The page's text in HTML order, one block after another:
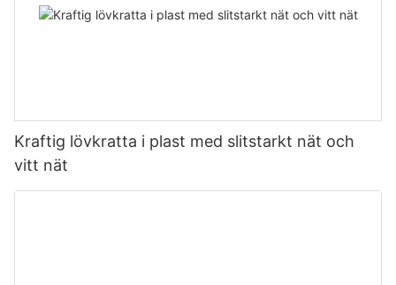
Kraftig lövkratta i plast med slitstarkt nät och
vitt nät